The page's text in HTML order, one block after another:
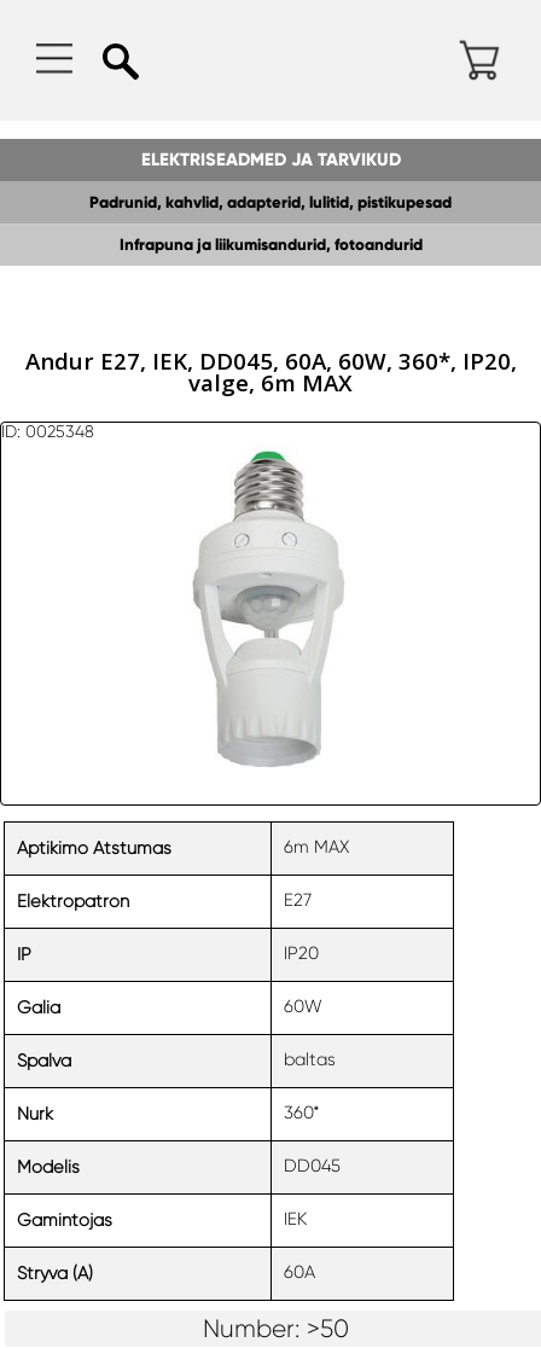
ELEKTRISEADMED JA TARVIKUD
Padrunid, kahvlid, adapterid, lulitid, pistikupesad
Infrapuna ja liikumisandurid, fotoandurid
Andur E27, IEK, DD045, 60A, 60W, 360*, IP20,
valge, 6m MAX
ID: 0025348
Aptikimo Atstumas 6m MAX
Elektropatron E27
IP IP20
Galia 60W
Spalva baltas
Nurk 360*
Modelis DD045
Gamintojas IEK
Stryva (A) 60A
Number: >50